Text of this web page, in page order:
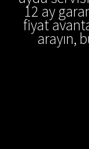
12 ay
fiyat
arayın,